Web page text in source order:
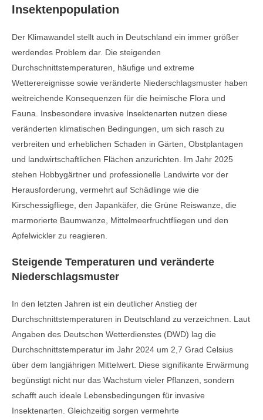
Insektenpopulation
Der Klimawandel stellt auch in Deutschland ein immer größer
werdendes Problem dar. Die steigenden
Durchschnittstemperaturen, häufige und extreme
Wetterereignisse sowie veränderte Niederschlagsmuster haben
weitreichende Konsequenzen für die heimische Flora und
Fauna. Insbesondere invasive Insektenarten nutzen diese
veränderten klimatischen Bedingungen, um sich rasch zu
verbreiten und erheblichen Schaden in Gärten, Obstplantagen
und landwirtschaftlichen Flächen anzurichten. Im Jahr 2025
stehen Hobbygärtner und professionelle Landwirte vor der
Herausforderung, vermehrt auf Schädlinge wie die
Kirschessigfliege, den Japankäfer, die Grüne Reiswanze, die
marmorierte Baumwanze, Mittelmeerfruchtfliegen und den
Apfelwickler zu reagieren.
Steigende Temperaturen und veränderte
Niederschlagsmuster
In den letzten Jahren ist ein deutlicher Anstieg der
Durchschnittstemperaturen in Deutschland zu verzeichnen. Laut
Angaben des Deutschen Wetterdienstes (DWD) lag die
Durchschnittstemperatur im Jahr 2024 um 2,7 Grad Celsius
über dem langjährigen Mittelwert. Diese signifikante Erwärmung
begünstigt nicht nur das Wachstum vieler Pflanzen, sondern
schafft auch ideale Lebensbedingungen für invasive
Insektenarten. Gleichzeitig sorgen vermehrte